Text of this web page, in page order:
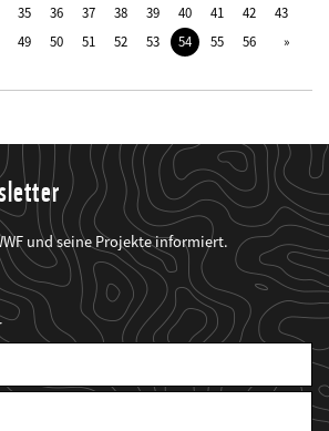
35 36 37 38 39 40 41 42
43
49 50 51 52 53 54 55 56
und seine Projekte informiert.